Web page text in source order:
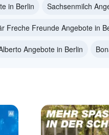
in Berlin Sachsenmilch
Freche Freunde Angebote in
Angebote in Berlin